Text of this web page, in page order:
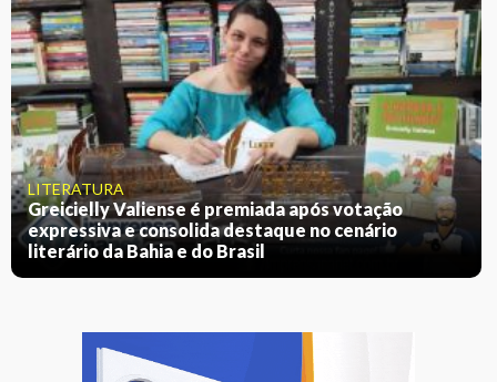
LITERATURA
Greicielly Valiense é premiada após votação
expressiva e consolida destaque no cenário
literário da Bahia e do Brasil